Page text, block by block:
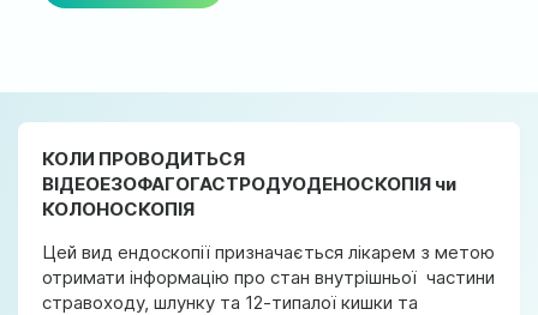
КОЛИ ПРОВОДИТЬСЯ
ВІДЕОЕЗОФАГОГАСТРОДУОДЕНОСКОПІЯ чи
КОЛОНОСКОПІЯ
Цей вид ендоскопії призначається лікарем з метою
отримати інформацію про стан внутрішньої частини
стравоходу, шлунку та 12-типалої кишки та